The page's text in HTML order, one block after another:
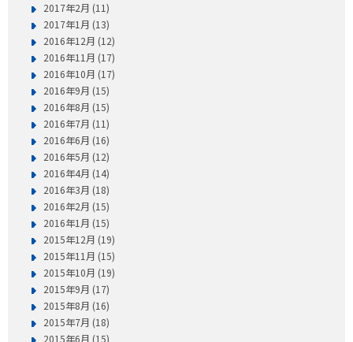
2017年2月 (11)
2017年1月 (13)
2016年12月 (12)
2016年11月 (17)
2016年10月 (17)
2016年9月 (15)
2016年8月 (15)
2016年7月 (11)
2016年6月 (16)
2016年5月 (12)
2016年4月 (14)
2016年3月 (18)
2016年2月 (15)
2016年1月 (15)
2015年12月 (19)
2015年11月 (15)
2015年10月 (19)
2015年9月 (17)
2015年8月 (16)
2015年7月 (18)
2015年6月 (15)